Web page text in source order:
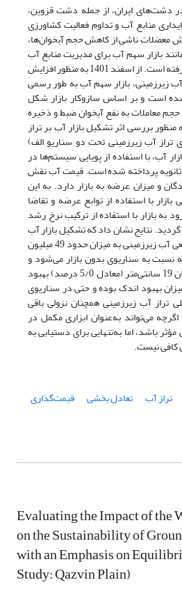
دشت‌های ایران، از جمله دشت قزوین،
منابع آب و تداوم فعالیت‌ کشاورزی
معضلات ناشی از کاهش حجم آبخوان‌ها،
بازار سهم آب برای مدیریت منابع آب
زیرزمینی مورد توجه قرار گرفته‌ است. از اسفند 1401 به منظور افزایش
زیرزمینی، بازار سهم آب به طور رسمی
است و بر اساس سازوکار بازار شکل
10 درصد از حجم معاملات به نفع آبخوان ضبط و ذخیره
بررسی اثر تشکیل بازار آب بر تراز
آب زیرزمینی تحت دو سناریو الف)
آب، با استفاده از پویایی سیستم‌ها در
در بازار ثانویه پرداخته شده است. قیمت آب نقش
و میزان عرضه به بازار دارد. به این
بازار با استفاده از توابع عرضه و تقاضا
بازار با استفاده از ترکیب نرخ رشد
نتایج نشان داد که تشکیل بازار آب
موجب کاهش برداشت تجمعی آب زیرزمینی به میزان حدود 49 میلیون
طی دوره 25 ساله نسبت به سناریوی بدون بازار می‌شود و
تراز آب زیرزمینی را به میزان 19 سانتی‌متر (معادل 5/0 درصد) بهبود
بهبود اندک بوده و حتی در سناریوی
تراز آب زیرزمینی همچنان نزولی باقی
اگرچه می‌تواند به‌عنوان ابزاری مکمل در
باشد، اما به‌تنهایی برای دستیابی به
کافی نیست.
تراز آب تعادل بخشی
قیمت‌گذاری
Evaluating the Impact of the
on the Sustainability of
with an Emphasis on
Study: Qazvin Plain)